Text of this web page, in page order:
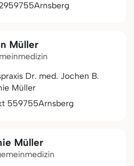
59755Arnsberg
Müller
Dr. med. Jochen B.
Müller
559755Arnsberg
Müller